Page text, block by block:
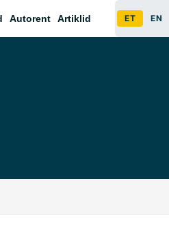
Autorent Artiklid ET EN